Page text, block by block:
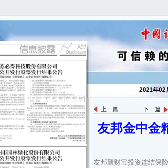
2021年02
上一篇 下一篇
友邦金中金
友邦聚财宝投资连结保